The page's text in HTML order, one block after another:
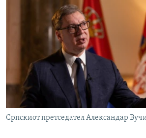
Српскиот претседател Александар